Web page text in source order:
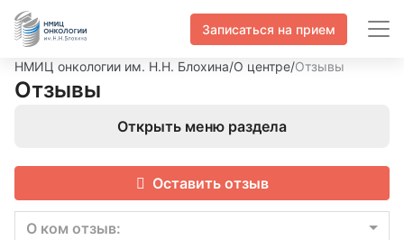
Записаться на прием
НМИЦ онкологии им. Н.Н. Блохина/О центре/Отзывы
Отзывы
Открыть меню раздела
Оставить отзыв
О ком отзыв: